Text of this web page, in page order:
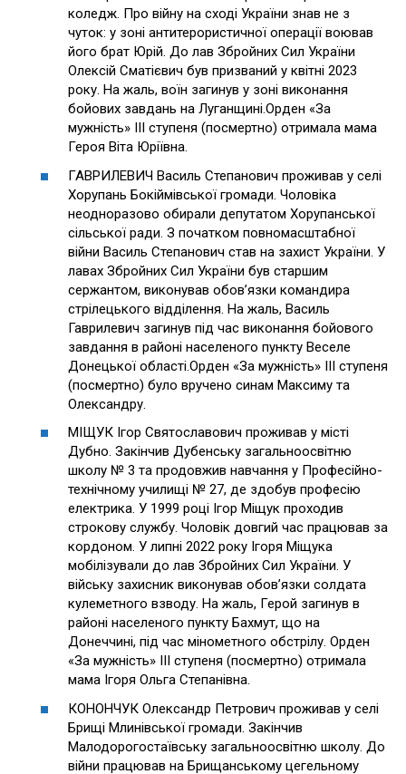
коледж. Про війну на сході України знав не з
чуток: у зоні антитерористичної операції воював
його брат Юрій. До лав Збройних Сил України
Олексій Сматієвич був призваний у квітні 2023
року. На жаль, воїн загинув у зоні виконання
бойових завдань на Луганщині.Орден «За
мужність» ІІІ ступеня (посмертно) отримала мама
Героя Віта Юріївна.
ГАВРИЛЕВИЧ Василь Степанович проживав у селі
Хорупань Бокіймівської громади. Чоловіка
неодноразово обирали депутатом Хорупанської
сільської ради. З початком повномасштабної
війни Василь Степанович став на захист України. У
лавах Збройних Сил України був старшим
сержантом, виконував обов’язки командира
стрілецького відділення. На жаль, Василь
Гаврилевич загинув під час виконання бойового
завдання в районі населеного пункту Веселе
Донецької області.Орден «За мужність» ІІІ ступеня
(посмертно) було вручено синам Максиму та
Олександру.
МІЩУК Ігор Святославович проживав у місті
Дубно. Закінчив Дубенську загальноосвітню
школу № 3 та продовжив навчання у Професійно-
технічному училищі № 27, де здобув професію
електрика. У 1999 році Ігор Міщук проходив
строкову службу. Чоловік довгий час працював за
кордоном. У липні 2022 року Ігоря Міщука
мобілізували до лав Збройних Сил України. У
війську захисник виконував обов’язки солдата
кулеметного взводу. На жаль, Герой загинув в
районі населеного пункту Бахмут, що на
Донеччині, під час мінометного обстрілу. Орден
«За мужність» ІІІ ступеня (посмертно) отримала
мама Ігоря Ольга Степанівна.
КОНОНЧУК Олександр Петрович проживав у селі
Брищі Млинівської громади. Закінчив
Малодорогостаївську загальноосвітню школу. До
війни працював на Брищанському цегельному